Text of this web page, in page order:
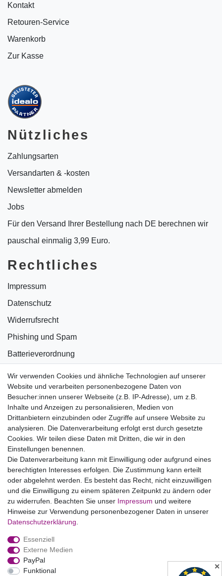
Wir verwenden Cookies und ähnliche Technologien auf unserer
Website und verarbeiten personenbezogene Daten von
Besucher:innen unserer Webseite (z.B. IP-Adresse), um z.B.
Inhalte und Anzeigen zu personalisieren, Medien von
Drittanbietern einzubinden oder Zugriffe auf unsere Website zu
analysieren. Die Datenverarbeitung erfolgt erst durch gesetzte
Cookies. Wir teilen diese Daten mit Dritten, die wir in den
Einstellungen benennen.
Die Datenverarbeitung kann mit Einwilligung oder aufgrund eines
berechtigten Interesses erfolgen. Die Zustimmung kann erteilt
oder abgelehnt werden. Es besteht das Recht, nicht einzuwilligen
und die Einwilligung zu einem späteren Zeitpunkt zu ändern oder
zu widerrufen. Beachten Sie unser Impressum und weitere
Hinweise zur Verwendung personenbezogener Daten in unserer
Daten­schutz­erklärung
Essenziell
Externe Medien
PayPal
Funktional
Kontakt
Retouren-Service
Warenkorb
Zur Kasse
Nützliches
Zahlungsarten
Versandarten & -kosten
Newsletter abmelden
Jobs
Für den Versand Ihrer Bestellung nach DE berechnen wir
pauschal einmalig 3,99 Euro.
Rechtliches
Impressum
Datenschutz
Widerrufsrecht
Phishing und Spam
Batterieverordnung
Bildnachweise
AGB
Vertrag widerrufen
B2BKunden
Zum Händlerbereich
PrivatKunden
Neukundenanmeldung
Mein Konto
Zahlung & Versand ✕